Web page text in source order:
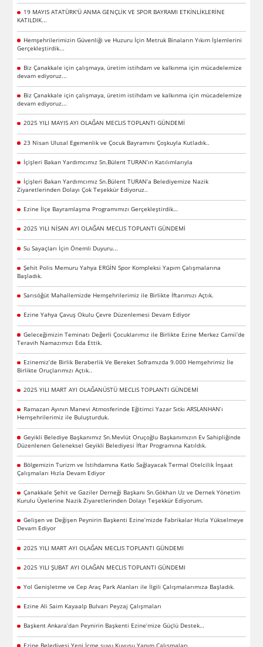
19 MAYIS ATATÜRK'Ü ANMA GENÇLİK VE SPOR BAYRAMI ETKİNLİKLERİNE
KATILDIK...
Hemşehrilerimizin Güvenliği ve Huzuru İçin Metruk Binaların Yıkım İşlemlerini
Gerçekleştirdik...
Biz Çanakkale için çalışmaya, üretim istihdam ve kalkınma için mücadelemize
devam ediyoruz...
Biz Çanakkale için çalışmaya, üretim istihdam ve kalkınma için mücadelemize
devam ediyoruz...
2025 YILI MAYIS AYI OLAĞAN MECLIS TOPLANTI GÜNDEMİ
23 Nisan Ulusal Egemenlik ve Çocuk Bayramını Çoşkuyla Kutladık..
İçişleri Bakan Yardımcımız Sn.Bülent TURAN’ın Katılımlarıyla
İçişleri Bakan Yardımcımız Sn.Bülent TURAN’a Belediyemize Nazik
Ziyaretlerinden Dolayı Çok Teşekkür Ediyoruz..
Ezine İlçe Bayramlaşma Programımızı Gerçekleştirdik…
2025 YILI NİSAN AYI OLAĞAN MECLIS TOPLANTI GÜNDEMİ
Su Sayaçları İçin Önemli Duyuru...
Şehit Polis Memuru Yahya ERGİN Spor Kompleksi Yapım Çalışmalarına
Başladık.
Sarısöğüt Mahallemizde Hemşehrilerimiz ile Birlikte İftarımızı Açtık.
Ezine Yahya Çavuş Okulu Çevre Düzenlemesi Devam Ediyor
Geleceğimizin Teminatı Değerli Çocuklarımız ile Birlikte Ezine Merkez Camii’de
Teravih Namazımızı Eda Ettik.
Ezinemiz’de Birlik Beraberlik Ve Bereket Soframızda 9.000 Hemşehrimiz İle
Birlikte Oruçlarımızı Açtık..
2025 YILI MART AYI OLAĞANÜSTÜ MECLIS TOPLANTI GÜNDEMİ
Ramazan Ayının Manevi Atmosferinde Eğitimci Yazar Sıtkı ARSLANHAN’ı
Hemşehrilerimiz ile Buluşturduk.
Geyikli Belediye Başkanımız Sn.Mevlüt Oruçoğlu Başkanımızın Ev Sahipliğinde
Düzenlenen Geleneksel Geyikli Belediyesi İftar Programına Katıldık.
Bölgemizin Turizm ve İstihdamına Katkı Sağlayacak Termal Otelcilik İnşaat
Çalışmaları Hızla Devam Ediyor
Çanakkale Şehit ve Gaziler Derneği Başkanı Sn.Gökhan Uz ve Dernek Yönetim
Kurulu Üyelerine Nazik Ziyaretlerinden Dolayı Teşekkür Ediyorum.
Gelişen ve Değişen Peynirin Başkenti Ezine’mizde Fabrikalar Hızla Yükselmeye
Devam Ediyor
2025 YILI MART AYI OLAĞAN MECLIS TOPLANTI GÜNDEMI
2025 YILI ŞUBAT AYI OLAĞAN MECLIS TOPLANTI GÜNDEMI
Yol Genişletme ve Cep Araç Park Alanları ile İlgili Çalışmalarımıza Başladık.
Ezine Ali Saim Kayaalp Bulvarı Peyzaj Çalışmaları
Başkent Ankara’dan Peynirin Başkenti Ezine’mize Güçlü Destek…
Ezine Belediyesi Yeni İçme suyu Kuyusu Yapım Çalışmaları